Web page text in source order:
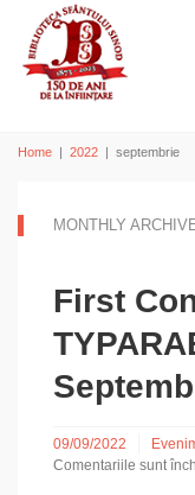
Home | 2022 | septembrie
MONTHLY
First
09/09/2022
Comentariile sunt